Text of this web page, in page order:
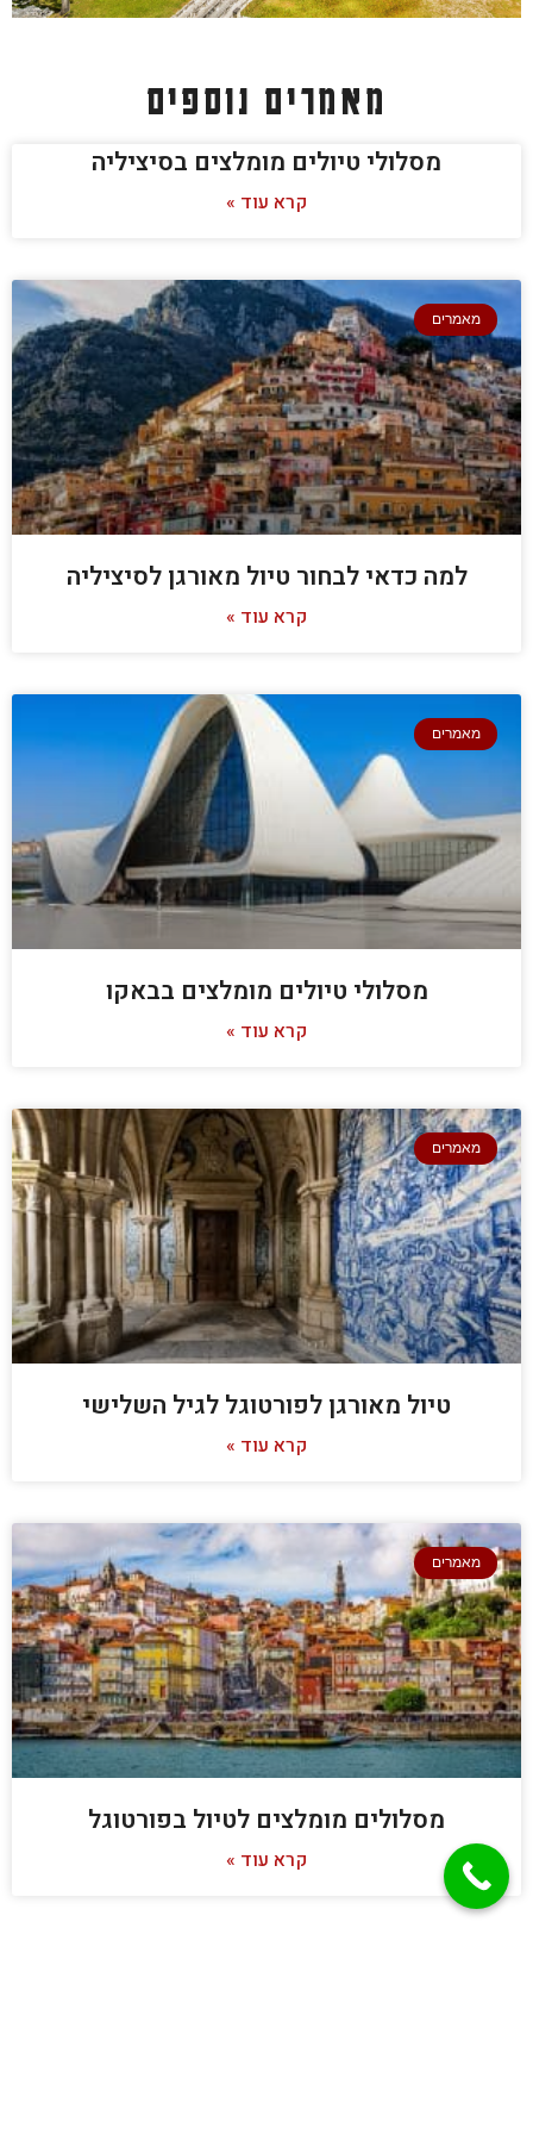
מאמרים נוספים
מסלולי טיולים מומלצים בסיציליה
קרא עוד »
מאמרים
למה כדאי לבחור טיול מאורגן לסיציליה
קרא עוד »
מאמרים
מסלולי טיולים מומלצים בבאקו
קרא עוד »
מאמרים
טיול מאורגן לפורטוגל לגיל השלישי
קרא עוד »
מאמרים
מסלולים מומלצים לטיול בפורטוגל
קרא עוד »